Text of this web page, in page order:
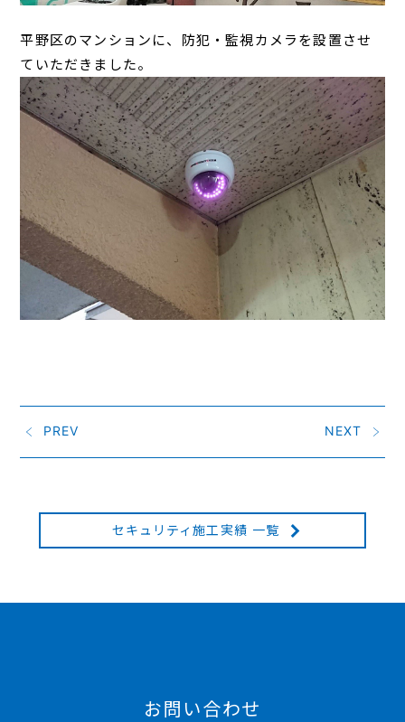
平野区のマンションに、防犯・監視カメラを設置させ
ていただきました。
PREV NEXT
セキュリティ施工実績 一覧
お問い合わせ